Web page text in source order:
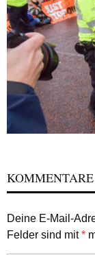
KOMMENTARE
Deine E-Mail-
Felder sind mit*